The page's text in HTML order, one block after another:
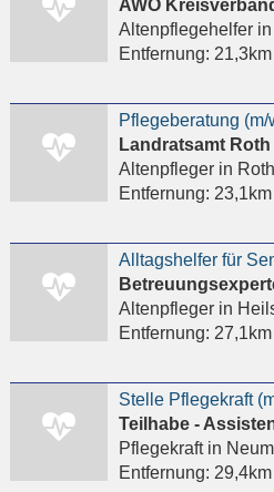
AWO
Altenpflegehelferin
Entfernung: 21,3km
Landratsamt Roth
Altenpflegerin Roth
Entfernung: 23,1km
Alltagshelfer für
Altenpflegerin
Entfernung: 27,1km
Stelle Pflegekraft
Teilhabe -
Pflegekraftin
Entfernung: 29,4km